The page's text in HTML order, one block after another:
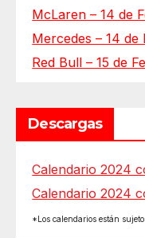
McLaren – 14 de
Mercedes – 14 de
Red Bull – 15 de
Descargas
Calendario 2024
Calendario 2024
*Los calendarios están